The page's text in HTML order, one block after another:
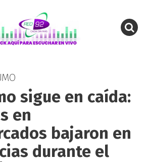
sigue en caída:
en
bajaron en
durante el